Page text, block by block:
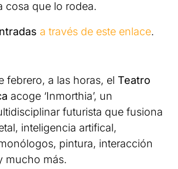
cosa que lo rodea.
a través de este enlace.
febrero, a las horas, el Teatro
acoge ‘Inmorthia’, un
futurista que fusiona
inteligencia artifical,
pintura, interacción
mucho más.